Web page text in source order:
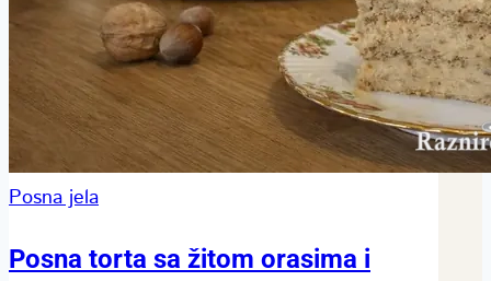
Posna jela
Posna torta sa žitom orasima i